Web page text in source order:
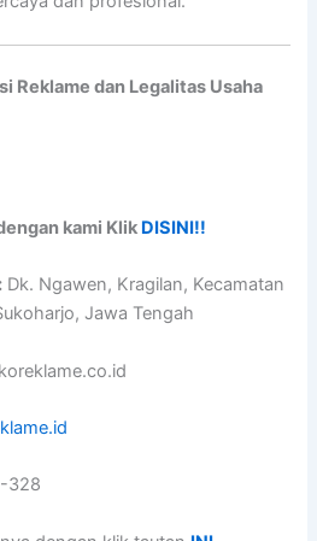
Reklame dan Legalitas Usaha
kami Klik DISINI!!
Dk. Ngawen, Kragilan, Kecamatan
Jawa Tengah
328